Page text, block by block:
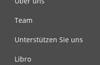
Team
Unterstützen Sie uns
Libro